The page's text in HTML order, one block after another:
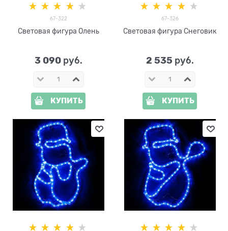
67-322
Световая фигура Олень
3 090 руб.
КУПИТЬ
67-326
Световая фигура Снеговик
2 535 руб.
КУПИТЬ